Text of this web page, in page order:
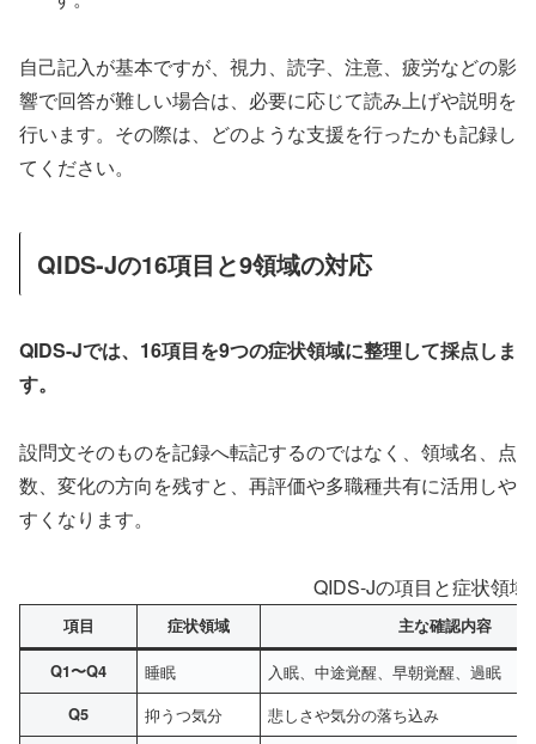
自己記入が基本ですが、視力、読字、注意、疲労などの影
響で回答が難しい場合は、必要に応じて読み上げや説明を
行います。その際は、どのような支援を行ったかも記録し
てください。
QIDS-Jの16項目と9領域の対応
QIDS-Jでは、16項目を9つの症状領域に整理して採点しま
す。
設問文そのものを記録へ転記するのではなく、領域名、点
数、変化の方向を残すと、再評価や多職種共有に活用しや
すくなります。
QIDS-Jの項目と症状領域
項目 症状領域 主な確認内容
Q1〜Q4 睡眠 入眠、中途覚醒、早朝覚醒、過眠
Q5 抑うつ気分 悲しさや気分の落ち込み